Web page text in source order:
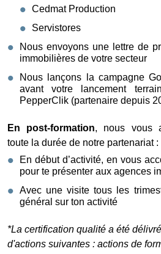
Cedmat Production
Servistores
Nous envoyons une lettre de
immobilières de votre secteur
Nous lançons la campagne
avant votre lancement
PepperClik (partenaire depuis
En post-formation, nous vous
toute la durée de notre partenariat :
En début d’activité, en vous
pour te présenter aux agences
Avec une visite tous les
général sur ton activité
*La certification qualité a été
d'actions suivantes : actions de